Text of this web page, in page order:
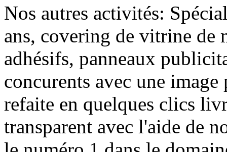
Nos autres activités:
ans, covering de vitrine de
adhésifs, panneaux
concurents avec une
refaite en quelques clics
transparent avec l'aide de